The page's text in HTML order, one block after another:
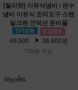
[릴리팟] 이유식냄비 / 편수
냄비 이유식 조리도구 스텐
밀크팬 인덕션 준비물
49,500 36,600원
730원 적립